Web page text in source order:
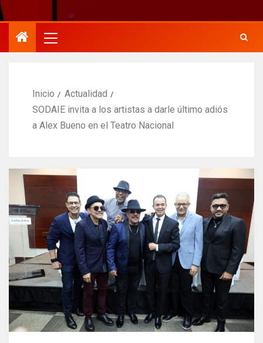
Inicio
Actualidad
SODAIE invita a los artistas a darle último adiós
a Alex Bueno en el Teatro Nacional